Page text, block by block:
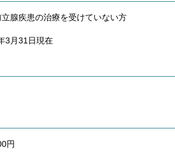
腺疾患の治療を受けていない方
3月31日現在
円